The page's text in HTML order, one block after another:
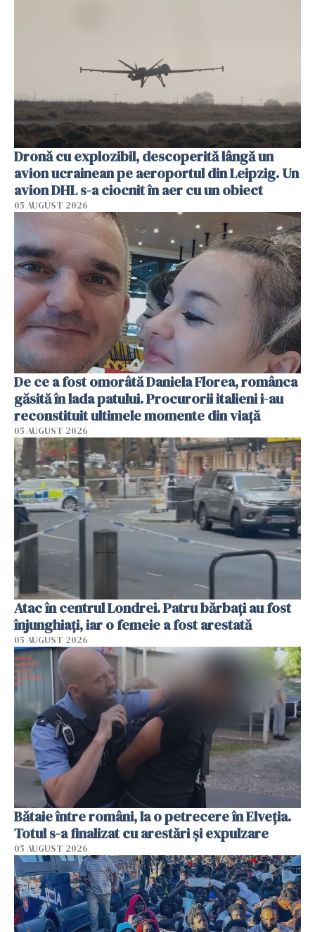
Dronă cu explozibil, descoperită lângă un
avion ucrainean pe aeroportul din Leipzig. Un
avion DHL s-a ciocnit în aer cu un obiect
05 AUGUST 2026
De ce a fost omorâtă Daniela Florea, românca
găsită în lada patului. Procurorii italieni i-au
reconstituit ultimele momente din viață
05 AUGUST 2026
Atac în centrul Londrei. Patru bărbați au fost
înjunghiați, iar o femeie a fost arestată
05 AUGUST 2026
Bătaie între români, la o petrecere în Elveția.
Totul s-a finalizat cu arestări și expulzare
05 AUGUST 2026